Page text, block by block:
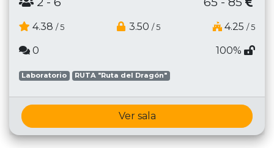
4.38 / 5 3.50 / 5 4.25 / 5
0 100%
Laboratorio RUTA "Ruta del Dragón"
Ver sala